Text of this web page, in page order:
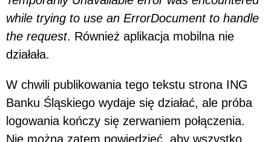
while trying to use an ErrorDocument to handle
the request. Również aplikacja mobilna nie
działała.
W chwili publikowania tego tekstu strona ING
Banku Śląskiego wydaje się działać, ale próba
logowania kończy się zerwaniem połączenia.
Nie można zatem powiedzieć, aby wszystko